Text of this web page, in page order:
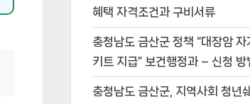
혜택 자격조건과 구비서류
충청남도 금산군 정책 “대장암 자
키트 지급” 보건행정과 – 신청 방
충청남도 금산군, 지역사회 청년